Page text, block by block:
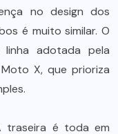
no design dos
é muito similar. O
adotada pela
X, que prioriza
traseira é toda em